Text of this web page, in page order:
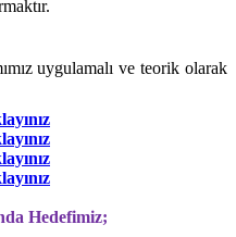
uygulamalı ve teorik olarak
Hedefimiz;